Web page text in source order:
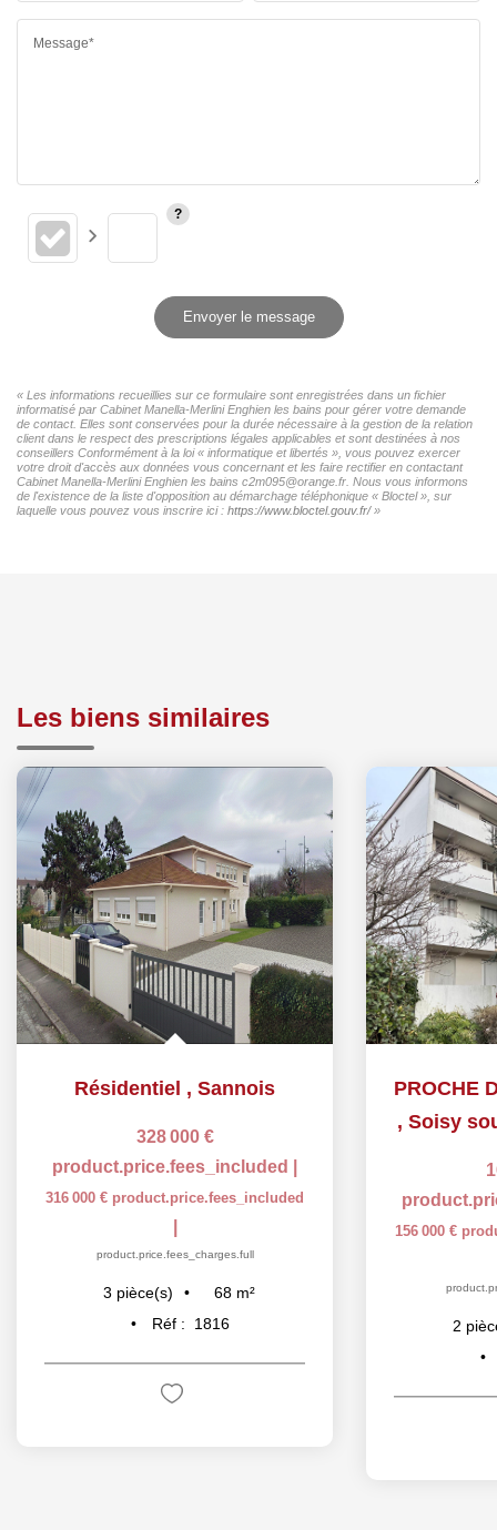
Message*
Envoyer le message
« Les informations recueillies sur ce formulaire sont enregistrées dans un fichier
informatisé par Cabinet Manella-Merlini Enghien les bains pour gérer votre demande
de contact. Elles sont conservées pour la durée nécessaire à la gestion de la relation
client dans le respect des prescriptions légales applicables et sont destinées à nos
conseillers Conformément à la loi « informatique et libertés », vous pouvez exercer
votre droit d'accès aux données vous concernant et les faire rectifier en contactant
Cabinet Manella-Merlini Enghien les bains c2m095@orange.fr. Nous vous informons
de l'existence de la liste d'opposition au démarchage téléphonique « Bloctel », sur
laquelle vous pouvez vous inscrire ici : https://www.bloctel.gouv.fr/»
Les biens similaires
Résidentiel , Sannois
328 000 €
product.price.fees_included
316 000 € product.price.fees_included
product.price.fees_charges.full
3 pièce(s) 68 m²
Réf :
1816
, Soisy
156 000 €
2